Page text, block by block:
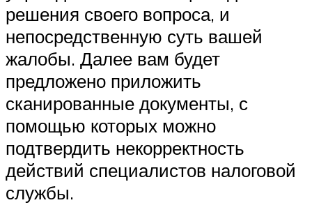
решения своего вопроса, и
непосредственную суть вашей
жалобы. Далее вам будет
предложено приложить
сканированные документы, с
помощью которых можно
подтвердить некорректность
действий специалистов налоговой
службы.